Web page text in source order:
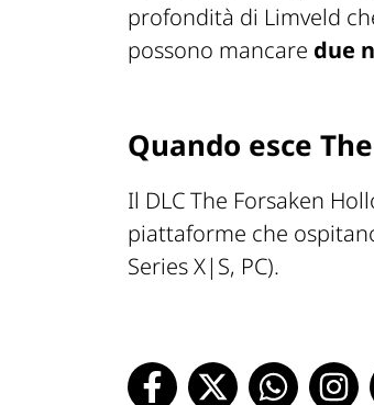
profondità di Limveld
possono mancare due
Quando esce
Il DLC The Forsaken
piattaforme che
Series X|S, PC).